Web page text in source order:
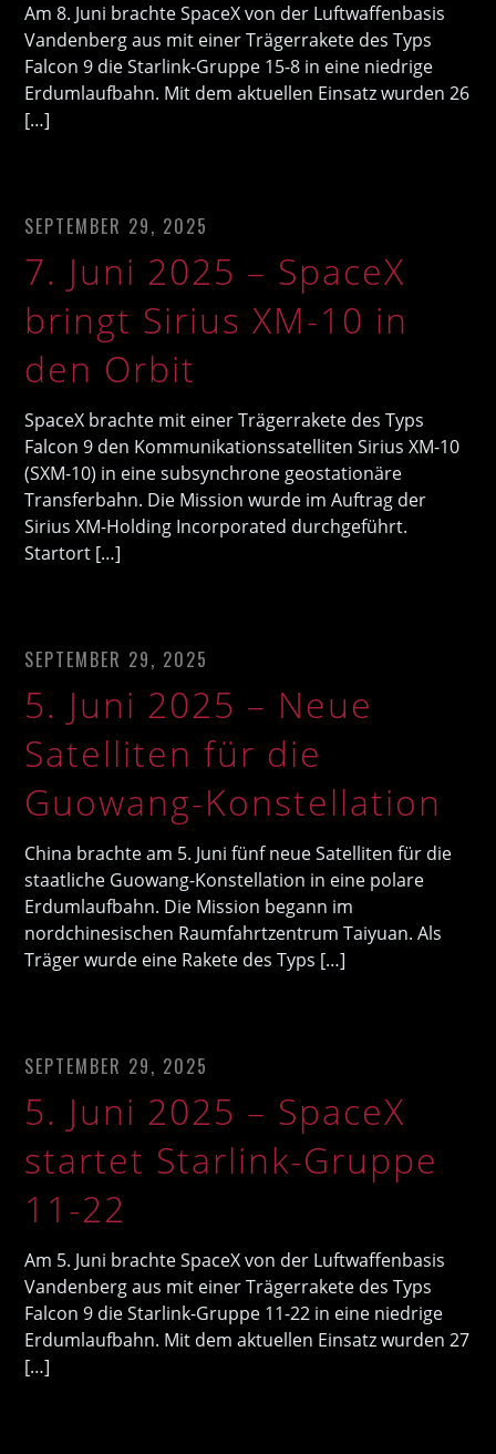
Am 8. Juni brachte SpaceX von der Luftwaffenbasis
Vandenberg aus mit einer Trägerrakete des Typs
Falcon 9 die Starlink-Gruppe 15-8 in eine niedrige
Erdumlaufbahn. Mit dem aktuellen Einsatz wurden 26
[…]
SEPTEMBER 29, 2025
7. Juni 2025 – SpaceX
bringt Sirius XM-10 in
den Orbit
SpaceX brachte mit einer Trägerrakete des Typs
Falcon 9 den Kommunikationssatelliten Sirius XM-10
(SXM-10) in eine subsynchrone geostationäre
Transferbahn. Die Mission wurde im Auftrag der
Sirius XM-Holding Incorporated durchgeführt.
Startort […]
SEPTEMBER 29, 2025
5. Juni 2025 – Neue
Satelliten für die
Guowang-Konstellation
China brachte am 5. Juni fünf neue Satelliten für die
staatliche Guowang-Konstellation in eine polare
Erdumlaufbahn. Die Mission begann im
nordchinesischen Raumfahrtzentrum Taiyuan. Als
Träger wurde eine Rakete des Typs […]
SEPTEMBER 29, 2025
5. Juni 2025 – SpaceX
startet Starlink-Gruppe
11-22
Am 5. Juni brachte SpaceX von der Luftwaffenbasis
Vandenberg aus mit einer Trägerrakete des Typs
Falcon 9 die Starlink-Gruppe 11-22 in eine niedrige
Erdumlaufbahn. Mit dem aktuellen Einsatz wurden 27
[…]